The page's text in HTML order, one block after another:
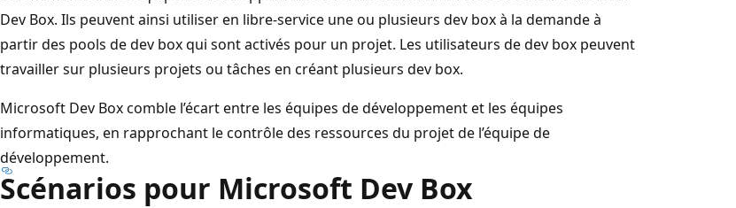
Dev Box. Ils peuvent ainsi utiliser en libre-service une ou plusieurs dev box à la demande à
partir des pools de dev box qui sont activés pour un projet. Les utilisateurs de dev box peuvent
travailler sur plusieurs projets ou tâches en créant plusieurs dev box.
Microsoft Dev Box comble l’écart entre les équipes de développement et les équipes
informatiques, en rapprochant le contrôle des ressources du projet de l’équipe de
développement.
Scénarios pour Microsoft Dev Box